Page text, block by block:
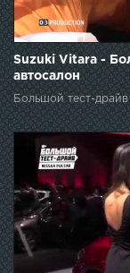
Suzuki Vitara -
автосалон
Большой тест-драйв